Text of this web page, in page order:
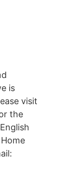
is
visit
the